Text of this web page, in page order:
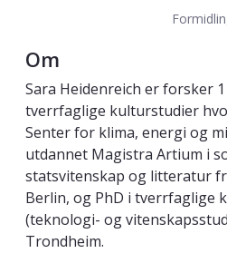
Om
Sara Heidenreich er forsker
tverrfaglige kulturstudier
Senter for klima, energi og
utdannet Magistra Artium i
statsvitenskap og litteratur
Berlin, og PhD i tverrfaglige
(teknologi- og
Trondheim.